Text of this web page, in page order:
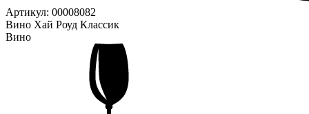
Артикул: 00008082
Вино Хай Роуд Классик
Вино